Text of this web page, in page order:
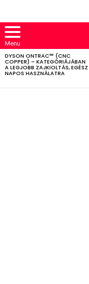
Menu
LATEST
STORIES
DYSON ONTRAC™ (CNC
COPPER) – KATEGÓRIÁJÁBAN
A LEGJOBB ZAJKIOLTÁS, EGÉSZ
NAPOS HASZNÁLATRA